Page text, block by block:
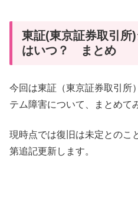
東証(東京証券取引所
はいつ？ まとめ
今回は東証（東京証券取引所
テム障害について、まとめて
現時点では復旧は未定とのこ
第追記更新します。